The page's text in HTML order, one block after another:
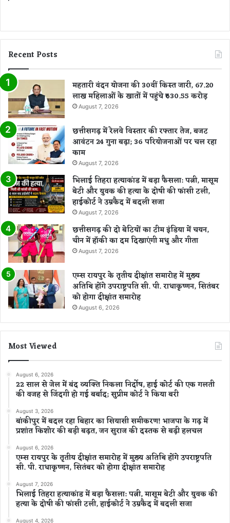
Recent Posts
महतारी वंदन योजना की 30वीं किस्त जारी, 67.20
लाख महिलाओं के खातों में पहुंचे ₹630.55 करोड़
August 7, 2026
छत्तीसगढ़ में रेलवे विस्तार की रफ्तार तेज, बजट
आवंटन 24 गुना बढ़ा; 36 परियोजनाओं पर चल रहा
काम
August 7, 2026
भिलाई तिहरा हत्याकांड में बड़ा फैसला: पत्नी, मासूम
बेटी और युवक की हत्या के दोषी की फांसी टली,
हाईकोर्ट ने उम्रकैद में बदली सजा
August 7, 2026
छत्तीसगढ़ की दो बेटियों का टीम इंडिया में चयन,
चीन में हॉकी का दम दिखाएंगी मधु और गीता
August 7, 2026
एम्स रायपुर के तृतीय दीक्षांत समारोह में मुख्य
अतिथि होंगे उपराष्ट्रपति सी. पी. राधाकृष्णन, सितंबर
को होगा दीक्षांत समारोह
August 6, 2026
Most Viewed
August 6, 2026
22 साल से जेल में बंद व्यक्ति निकला निर्दोष, हाई कोर्ट की एक गलती
की वजह से जिंदगी हो गई बर्बाद; सुप्रीम कोर्ट ने किया बरी
August 3, 2026
बांकीपुर में बदल रहा बिहार का सियासी समीकरण! भाजपा के गढ़ में
प्रशांत किशोर की बड़ी बढ़त, जन सुराज की दस्तक से बढ़ी हलचल
August 6, 2026
एम्स रायपुर के तृतीय दीक्षांत समारोह में मुख्य अतिथि होंगे उपराष्ट्रपति
सी. पी. राधाकृष्णन, सितंबर को होगा दीक्षांत समारोह
August 7, 2026
भिलाई तिहरा हत्याकांड में बड़ा फैसला: पत्नी, मासूम बेटी और युवक की
हत्या के दोषी की फांसी टली, हाईकोर्ट ने उम्रकैद में बदली सजा
August 4, 2026